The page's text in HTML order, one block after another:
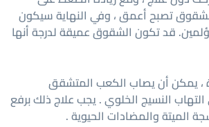
تصبح أعمق ، وفي النهاية سيكون
قد تكون الشقوق عميقة لدرجة أنها
، يمكن أن يصاب الكعب المتشقق
النسيج الخلوي . يجب علاج ذلك برفع
الميتة والمضادات الحيوية .